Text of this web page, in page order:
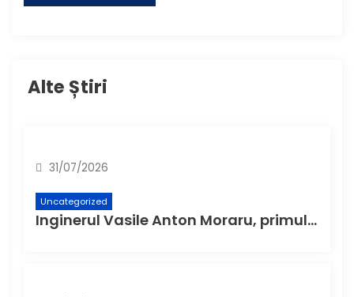
Alte Știri
31/07/2026
Uncategorized
Inginerul Vasile Anton Moraru, primul primar independent al Buzăului post-Revoluție, a devenit „Cetățean de onoare al Municipiului Buzău”